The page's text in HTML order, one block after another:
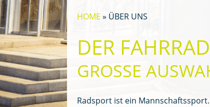
HOME » ÜBER UNS
DER
GROSSE
Radsport ist ein